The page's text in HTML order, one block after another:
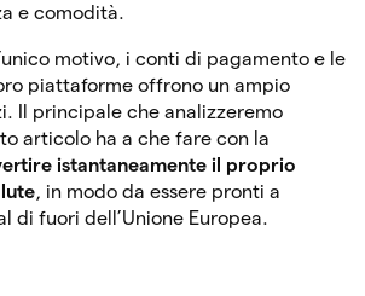
e comodità.
motivo, i conti di pagamento e le
piattaforme offrono un ampio
Il principale che analizzeremo
articolo ha a che fare con la
istantaneamente il proprio
, in modo da essere pronti a
di fuori dell’Unione Europea.